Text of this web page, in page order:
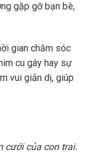
gặp gỡ bạn bè,
gian chăm sóc
cu gáy hay sự
vui giản dị, giúp
cưới của con trai.